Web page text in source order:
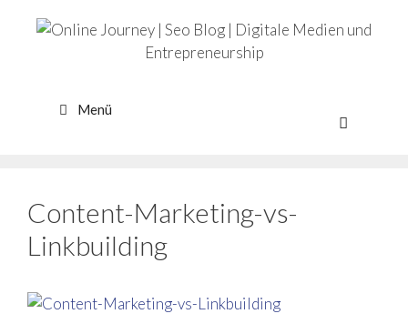
Inhalt
Menü
Content-Marketing-vs-
Linkbuilding